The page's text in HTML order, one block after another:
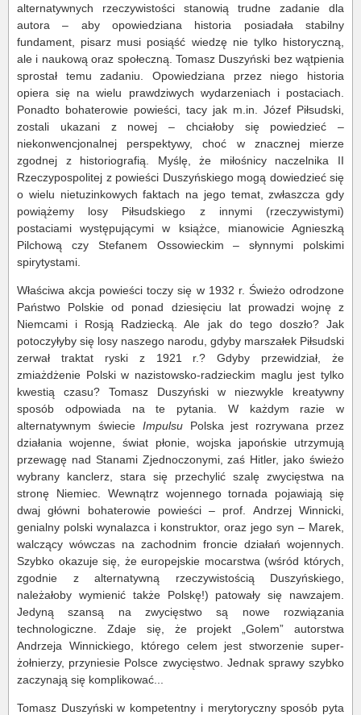
alternatywnych rzeczywistości stanowią trudne zadanie dla
autora – aby opowiedziana historia posiadała stabilny
fundament, pisarz musi posiąść wiedzę nie tylko historyczną,
ale i naukową oraz społeczną. Tomasz Duszyński bez wątpienia
sprostał temu zadaniu. Opowiedziana przez niego historia
opiera się na wielu prawdziwych wydarzeniach i postaciach.
Ponadto bohaterowie powieści, tacy jak m.in. Józef Piłsudski,
zostali ukazani z nowej – chciałoby się powiedzieć –
niekonwencjonalnej perspektywy, choć w znacznej mierze
zgodnej z historiografią. Myślę, że miłośnicy naczelnika II
Rzeczypospolitej z powieści Duszyńskiego mogą dowiedzieć się
o wielu nietuzinkowych faktach na jego temat, zwłaszcza gdy
powiążemy losy Piłsudskiego z innymi (rzeczywistymi)
postaciami występującymi w książce, mianowicie Agnieszką
Pilchową czy Stefanem Ossowieckim – słynnymi polskimi
spirytystami.
Właściwa akcja powieści toczy się w 1932 r. Świeżo odrodzone
Państwo Polskie od ponad dziesięciu lat prowadzi wojnę z
Niemcami i Rosją Radziecką. Ale jak do tego doszło? Jak
potoczyłyby się losy naszego narodu, gdyby marszałek Piłsudski
zerwał traktat ryski z 1921 r.? Gdyby przewidział, że
zmiażdżenie Polski w nazistowsko-radzieckim maglu jest tylko
kwestią czasu? Tomasz Duszyński w niezwykle kreatywny
sposób odpowiada na te pytania. W każdym razie w
alternatywnym świecie ImpulsuPolska jest rozrywana przez
działania wojenne, świat płonie, wojska japońskie utrzymują
przewagę nad Stanami Zjednoczonymi, zaś Hitler, jako świeżo
wybrany kanclerz, stara się przechylić szalę zwycięstwa na
stronę Niemiec. Wewnątrz wojennego tornada pojawiają się
dwaj główni bohaterowie powieści – prof. Andrzej Winnicki,
genialny polski wynalazca i konstruktor, oraz jego syn – Marek,
walczący wówczas na zachodnim froncie działań wojennych.
Szybko okazuje się, że europejskie mocarstwa (wśród których,
zgodnie z alternatywną rzeczywistością Duszyńskiego,
należałoby wymienić także Polskę!) patowały się nawzajem.
Jedyną szansą na zwycięstwo są nowe rozwiązania
technologiczne. Zdaje się, że projekt „Golem” autorstwa
Andrzeja Winnickiego, którego celem jest stworzenie super-
żołnierzy, przyniesie Polsce zwycięstwo. Jednak sprawy szybko
zaczynają się komplikować...
Tomasz Duszyński w kompetentny i merytoryczny sposób pyta